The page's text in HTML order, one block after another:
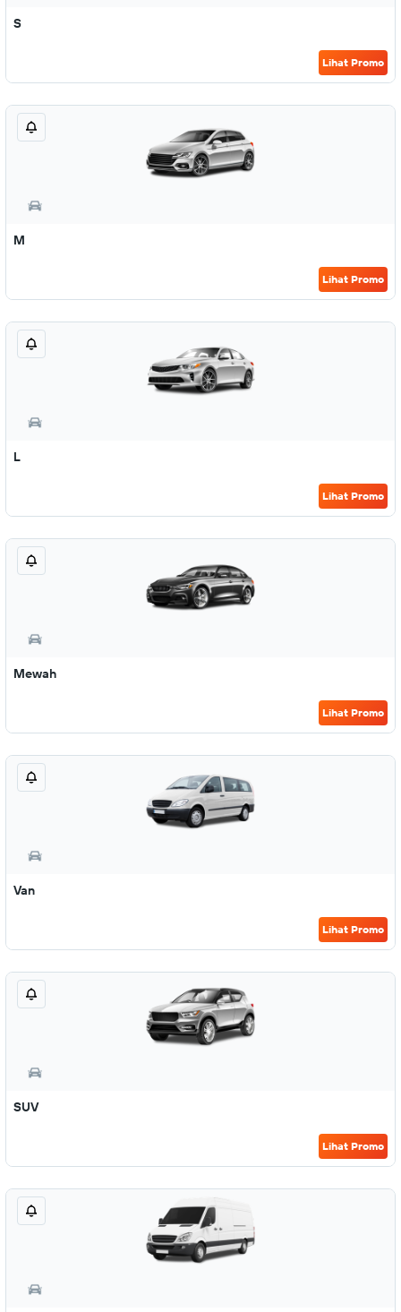
S
Lihat Promo
M
Lihat Promo
L
Lihat Promo
Mewah
Lihat Promo
Van
Lihat Promo
SUV
Lihat Promo